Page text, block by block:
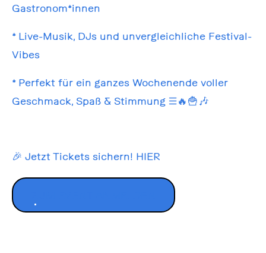
Gastronom*innen
* Live-Musik, DJs und unvergleichliche Festival-
Vibes
* Perfekt für ein ganzes Wochenende voller
Geschmack, Spaß & Stimmung 🍔🔥🍟🎶
🎉 Jetzt Tickets sichern! HIER